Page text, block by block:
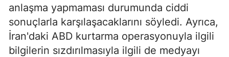
anlaşma yapmaması durumunda ciddi
sonuçlarla karşılaşacaklarını söyledi. Ayrıca,
İran'daki ABD kurtarma operasyonuyla ilgili
bilgilerin sızdırılmasıyla ilgili de medyayı